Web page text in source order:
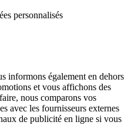
personnalisés
informons également en dehors
et vous affichons des
nous comparons vos
avec les fournisseurs externes
de publicité en ligne si vous